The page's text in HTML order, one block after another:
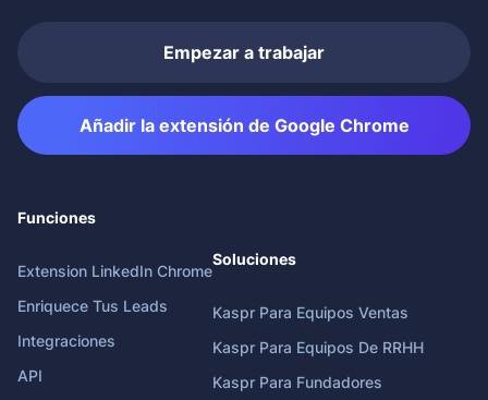
Empezar a trabajar
Añadir la extensión de Google Chrome
Funciones
Extension LinkedIn Chrome
Enriquece Tus Leads
Integraciones
API
Soluciones
Kaspr Para Equipos Ventas
Kaspr Para Equipos De RRHH
Kaspr Para Fundadores